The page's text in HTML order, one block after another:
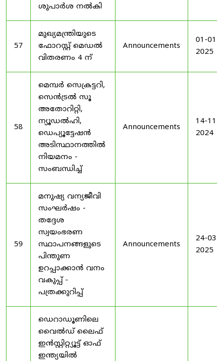
ശുപാർശ നൽകി
57
മുഖ്യമന്ത്രിയുടെ
ഫോറസ്റ്റ് മെഡൽ
വിതരണം 4 ന്
Announcements
01-01-
2025
58
മെമ്പർ സെക്രട്ടറി,
സെൻട്രൽ സൂ
അതോറിറ്റി,
ന്യൂഡൽഹി,
ഡെപ്യൂട്ടേഷൻ
അടിസ്ഥാനത്തിൽ
നിയമനം -
സംബന്ധിച്ച്
Announcements
14-11-
2024
59
മനുഷ്യ വന്യജീവി
സംഘർഷം -
തദ്ദേശ
സ്വയംഭരണ
സ്ഥാപനങ്ങളുടെ
പിന്തുണ
ഉറപ്പാക്കാൻ വനം
വകുപ്പ് -
പത്രക്കുറിപ്പ്
Announcements
24-03-
2025
ഡെറാഡൂണിലെ
വൈൽഡ് ലൈഫ്
ഇൻസ്റ്റിറ്റ്യൂട്ട് ഓഫ്
ഇന്ത്യയിൽ